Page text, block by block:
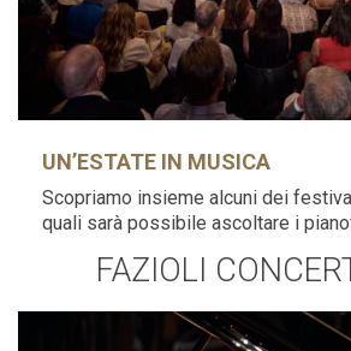
UN’ESTATE IN MUSICA
Scopriamo insieme alcuni dei
quali sarà possibile ascoltare i
FAZIOLI